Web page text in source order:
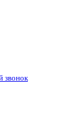
звонок